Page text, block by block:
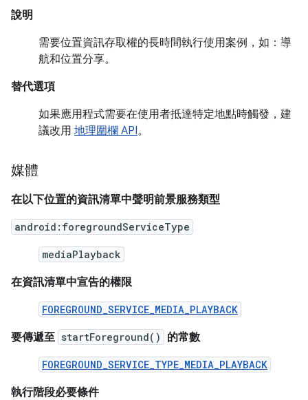
說明
需要位置資訊存取權的長時間執行使用案例，如：導
航和位置分享。
替代選項
如果應用程式需要在使用者抵達特定地點時觸發，建
議改用 地理圍欄 API。
媒體
在以下位置的資訊清單中聲明前景服務類型
android:foregroundServiceType
mediaPlayback
在資訊清單中宣告的權限
FOREGROUND_SERVICE_MEDIA_PLAYBACK
要傳遞至 startForeground() 的常數
FOREGROUND_SERVICE_TYPE_MEDIA_PLAYBACK
執行階段必要條件